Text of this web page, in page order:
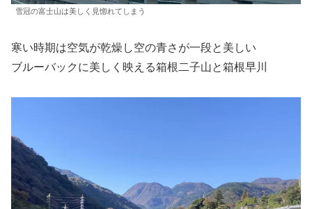
雪冠の富士山は美しく見惚れてしまう
寒い時期は空気が乾燥し空の青さが一段と美しい
ブルーバックに美しく映える箱根二子山と箱根早川